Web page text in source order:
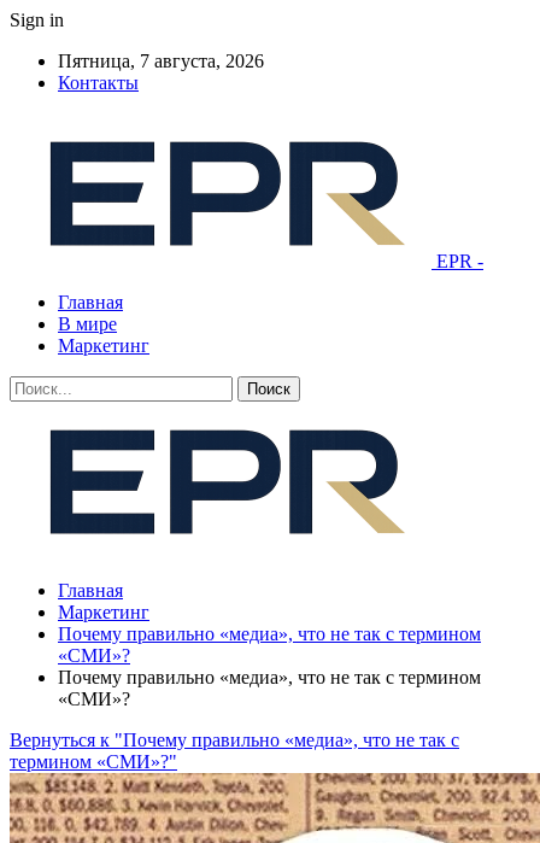
Sign in
Пятница, 7 августа, 2026
Контакты
EPR -
Главная
В мире
Маркетинг
Главная
Маркетинг
Почему правильно «медиа», что не так с термином
«СМИ»?
Почему правильно «медиа», что не так с термином
«СМИ»?
Вернуться к "Почему правильно «медиа», что не так с
термином «СМИ»?"